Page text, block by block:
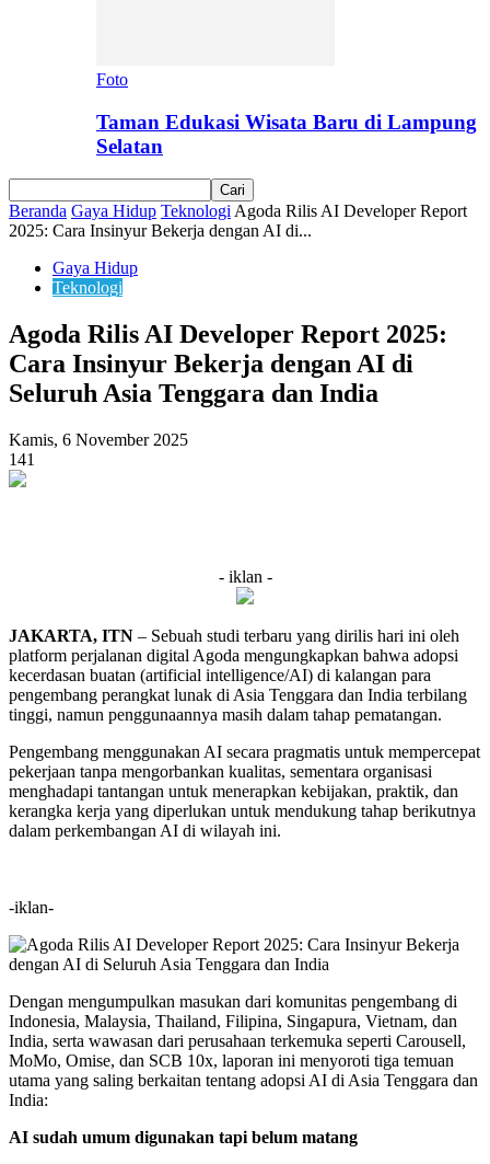
Foto
Taman Edukasi Wisata Baru di Lampung
Selatan
Beranda Gaya Hidup Teknologi Agoda Rilis AI Developer Report
2025: Cara Insinyur Bekerja dengan AI di...
Gaya Hidup
Teknologi
Agoda Rilis AI Developer Report 2025:
Cara Insinyur Bekerja dengan AI di
Seluruh Asia Tenggara dan India
Kamis, 6 November 2025
141
- iklan -
JAKARTA, ITN – Sebuah studi terbaru yang dirilis hari ini oleh
platform perjalanan digital Agoda mengungkapkan bahwa adopsi
kecerdasan buatan (artificial intelligence/AI) di kalangan para
pengembang perangkat lunak di Asia Tenggara dan India terbilang
tinggi, namun penggunaannya masih dalam tahap pematangan.
Pengembang menggunakan AI secara pragmatis untuk mempercepat
pekerjaan tanpa mengorbankan kualitas, sementara organisasi
menghadapi tantangan untuk menerapkan kebijakan, praktik, dan
kerangka kerja yang diperlukan untuk mendukung tahap berikutnya
dalam perkembangan AI di wilayah ini.
-iklan-
Dengan mengumpulkan masukan dari komunitas pengembang di
Indonesia, Malaysia, Thailand, Filipina, Singapura, Vietnam, dan
India, serta wawasan dari perusahaan terkemuka seperti Carousell,
MoMo, Omise, dan SCB 10x, laporan ini menyoroti tiga temuan
utama yang saling berkaitan tentang adopsi AI di Asia Tenggara dan
India:
AI sudah umum digunakan tapi belum matang